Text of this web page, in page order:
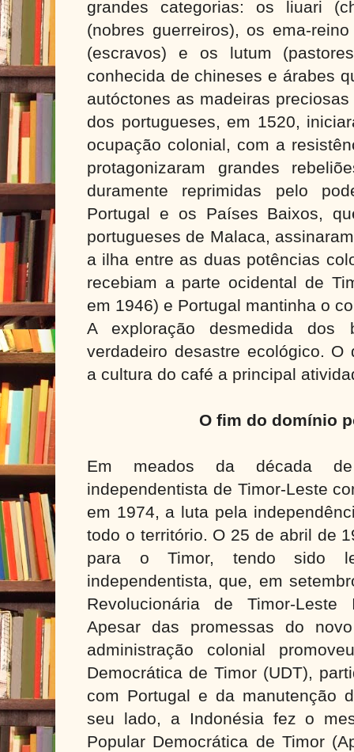
grandes categorias: os liuari
(nobres guerreiros), os ema-
(escravos) e os lutum
conhecida de chineses e árabes
autóctones as madeiras
dos portugueses, em 1520,
ocupação colonial, com a
protagonizaram grandes
duramente reprimidas pelo
Portugal e os Países Baixos,
portugueses de Malaca,
a ilha entre as duas potências
recebiam a parte ocidental de
em 1946) e Portugal mantinha o
A exploração desmedida dos
verdadeiro desastre ecológico. O
a cultura do café a principal
O fim do domínio
Em meados da década
independentista de Timor-Leste
em 1974, a luta pela
todo o território. O 25 de abril de
para o Timor, tendo sido
independentista, que, em
Revolucionária de Timor-Leste
Apesar das promessas do
administração colonial
Democrática de Timor (UDT),
com Portugal e da manutenção
seu lado, a Indonésia fez o
Popular Democrática de Timor